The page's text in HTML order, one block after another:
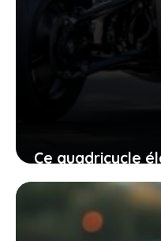
Ce quadricycle
propose une
rendre vos
9 mai 2026